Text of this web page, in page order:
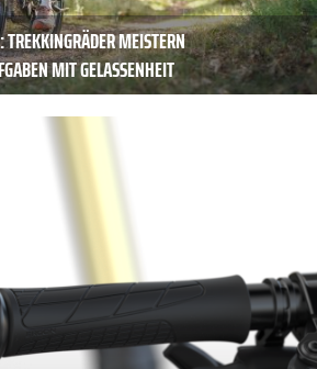
MEISTERN
MIT GELASSENHEIT